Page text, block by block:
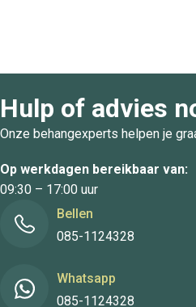
Hulp of advies
Onze behangexperts helpen je
Op werkdagen bereikbaar van:
09:30 – 17:00 uur
Bellen
085-1124328
Whatsapp
085-1124328